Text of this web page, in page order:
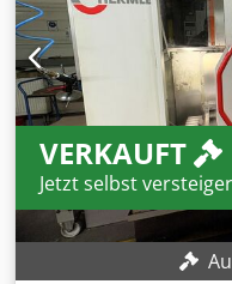
Anschlusswert: 400 V
mm Gesamtmaße ca.: L
1.640 mm Gewicht: ca.
Steuerung SPS (Moeller
Lastabhängig
obenliegender
Profil eingefrästen
Messerträger und
Messerschrauben •
Absaugung
VERKAUFT
Jetzt selbst